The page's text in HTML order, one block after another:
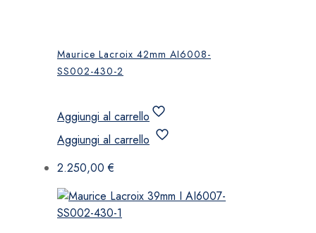
Maurice Lacroix 42mm AI6008-
SS002-430-2
Aggiungi al carrello
Aggiungi al carrello
2.250,00€